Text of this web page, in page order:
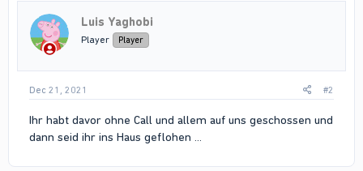
Luis Yaghobi
Player Player
Dec 21, 2021 #2
Ihr habt davor ohne Call und allem auf uns geschossen und
dann seid ihr ins Haus geflohen ...